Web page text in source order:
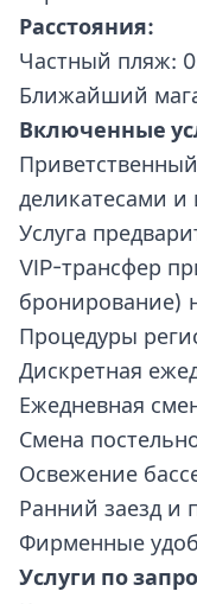
Расстояния:
Частный пляж:
Ближайший
Включенные
деликатесами
Услуга
VIP-трансфер
бронирование)
Процедуры
Дискретная
Ежедневная
Смена
Освежение
Ранний заезд и
Фирменные
Услуги по